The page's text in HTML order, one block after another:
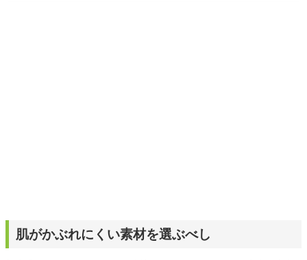
食品選び、束の間のリラックスタイムを楽しむためのスイ
肌がかぶれにくい素材を選ぶべし